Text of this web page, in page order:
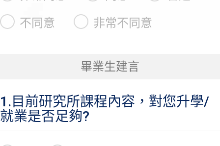
不同意
非常不同意
畢業生建言
1.目前研究所課程內容，對您升學/
就業是否足夠?